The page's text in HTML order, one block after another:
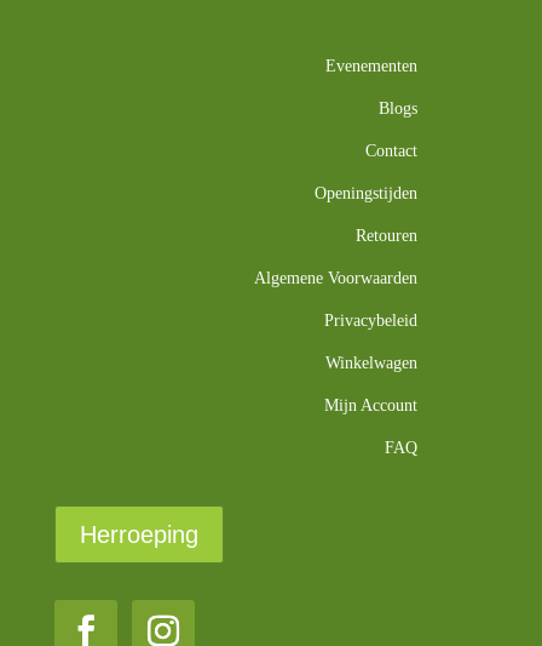
Evenementen
Blogs
Contact
Openingstijden
Retouren
Algemene Voorwaarden
Privacybeleid
Winkelwagen
Mijn Account
FAQ
Herroeping